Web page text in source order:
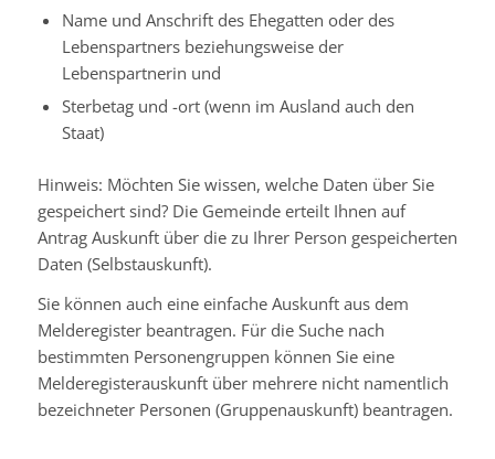
Name und Anschrift des Ehegatten oder des
Lebenspartners beziehungsweise der
Lebenspartnerin und
Sterbetag und -ort (wenn im Ausland auch den
Staat)
Hinweis: Möchten Sie wissen, welche Daten über Sie
gespeichert sind? Die Gemeinde erteilt Ihnen auf
Antrag Auskunft über die zu Ihrer Person gespeicherten
Daten (Selbstauskunft).
Sie können auch eine einfache Auskunft aus dem
Melderegister beantragen. Für die Suche nach
bestimmten Personengruppen können Sie eine
Melderegisterauskunft über mehrere nicht namentlich
bezeichneter Personen (Gruppenauskunft) beantragen.